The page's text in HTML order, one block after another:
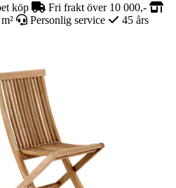
köp
Fri frakt över 10 000,-
Personlig service
45 års